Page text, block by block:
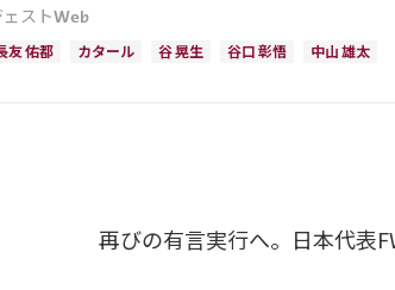
ストWeb
友 佑都 カタール 谷 晃生 谷口 彰悟 中山 雄太
再びの有言実行へ。日本代表